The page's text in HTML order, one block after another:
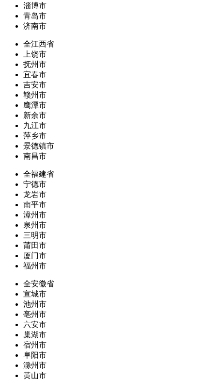
淄博市
青岛市
济南市
全江西省
上饶市
抚州市
宜春市
吉安市
赣州市
鹰潭市
新余市
九江市
萍乡市
景德镇市
南昌市
全福建省
宁德市
龙岩市
南平市
漳州市
泉州市
三明市
莆田市
厦门市
福州市
全安徽省
宣城市
池州市
亳州市
六安市
巢湖市
宿州市
阜阳市
滁州市
黄山市